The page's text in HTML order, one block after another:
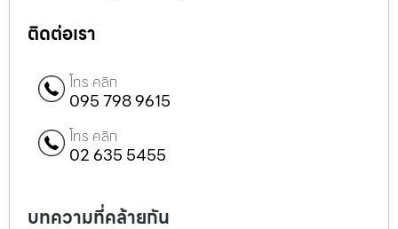
ติดต่อเรา
โทร คลิก
095 798 9615
โทร คลิก
02 635 5455
บทความที่คล้ายกัน